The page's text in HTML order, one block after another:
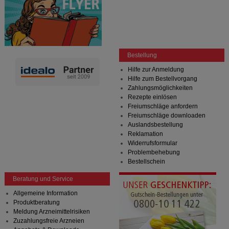
Bestellung
Hilfe zur Anmeldung
Hilfe zum Bestellvorgang
Zahlungsmöglichkeiten
Rezepte einlösen
Freiumschläge anfordern
Freiumschläge downloaden
Auslandsbestellung
Reklamation
Widerrufsformular
Problembehebung
Bestellschein
Beratung und Service
Allgemeine Information
Produktberatung
Meldung Arzneimittelrisiken
Zuzahlungsfreie Arzneien